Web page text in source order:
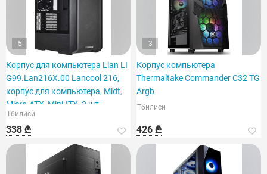
5
Корпус для компьютера Lian LI
G99.Lan216X.00 Lancool 216,
корпус для компьютера, Midt,
Micro-ATX, Mini-ITX, 2 шт.
Тбилиси
338 ₾
3
Корпус компьютера
Thermaltake Commander C32 TG
Argb
Тбилиси
426 ₾